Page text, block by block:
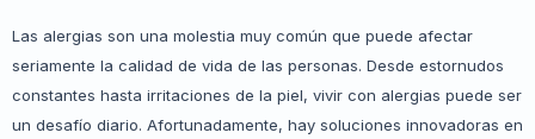
Las alergias son una molestia muy común que puede afectar
seriamente la calidad de vida de las personas. Desde estornudos
constantes hasta irritaciones de la piel, vivir con alergias puede ser
un desafío diario. Afortunadamente, hay soluciones innovadoras en